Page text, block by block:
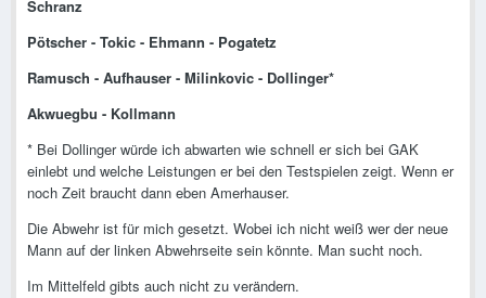
Schranz
Pötscher - Tokic - Ehmann - Pogatetz
Ramusch - Aufhauser - Milinkovic - Dollinger*
Akwuegbu - Kollmann
* Bei Dollinger würde ich abwarten wie schnell er sich bei GAK
einlebt und welche Leistungen er bei den Testspielen zeigt. Wenn er
noch Zeit braucht dann eben Amerhauser.
Die Abwehr ist für mich gesetzt. Wobei ich nicht weiß wer der neue
Mann auf der linken Abwehrseite sein könnte. Man sucht noch.
Im Mittelfeld gibts auch nicht zu verändern.